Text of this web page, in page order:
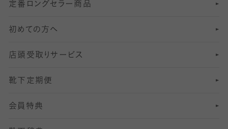
7 分丈 レギンス
8分丈 レギンス
10分丈 レギンス
12分丈レギンス
13分丈レギンス
スーツカジュアルソックス・靴下
ロングホーズ
サッカー・フットサル用ソックス
ヨガソックス・靴下
スポーツ用レッグウォーマー
SS サイズ（21～23cm）
Sサイズ（22～25cm）
加圧・着圧ソックス
冷えとり靴下
着圧・加圧タイツ
むくみ対策
足の疲れ対策
定番ロングセラー商品
初めての方へ
店頭受取りサービス
靴下定期便
会員特典